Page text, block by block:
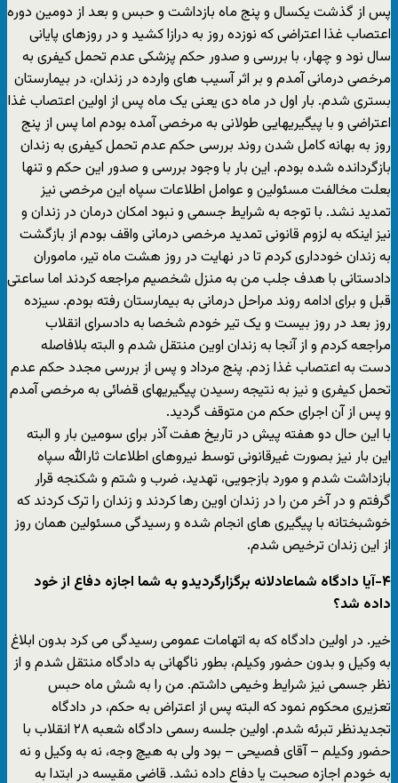
پس از گذشت یکسال و پنج ماه بازداشت و حبس و بعد از دومین دوره
اعتصاب غذا اعتراضی که نوزده روز به درازا کشید و در روزهای پایانی
سال نود و چهار، با بررسی و صدور حکم پزشکی عدم تحمل کیفری به
مرخصی درمانی آمدم و بر اثر آسیب های وارده در زندان، در بیمارستان
بستری شدم. بار اول در ماه دی یعنی یک ماه پس از اولین اعتصاب غذا
اعتراضی و با پیگیریهایی طولانی به مرخصی آمده بودم اما پس از پنج
روز به بهانه کامل شدن روند بررسی حکم عدم تحمل کیفری به زندان
بازگردانده شده بودم. این بار با وجود بررسی و صدور این حکم و تنها
بعلت مخالفت مسئولین و عوامل اطلاعات سپاه این مرخصی نیز
تمدید نشد. با توجه به شرایط جسمی و نبود امکان درمان در زندان و
نیز اینکه به لزوم قانونی تمدید مرخصی درمانی واقف بودم از بازگشت
به زندان خودداری کردم تا در نهایت در روز هشت ماه تیر، ماموران
دادستانی با هدف جلب من به منزل شخصیم مراجعه کردند اما ساعتی
قبل و برای ادامه روند مراحل درمانی به بیمارستان رفته بودم. سیزده
روز بعد در روز بیست و یک تیر خودم شخصا به دادسرای انقلاب
مراجعه کردم و از آنجا به زندان اوین منتقل شدم و البته بلافاصله
دست به اعتصاب غذا زدم. پنج مرداد و پس از بررسی مجدد حکم عدم
تحمل کیفری و نیز به نتیجه رسیدن پیگیریهای قضائی به مرخصی آمدم
و پس از آن اجرای حکم من متوقف گردید.
با این حال دو هفته پیش در تاریخ هفت آذر برای سومین بار و البته
این بار نیز بصورت غیرقانونی توسط نیروهای اطلاعات ثارالله سپاه
بازداشت شدم و مورد بازجویی، تهدید، ضرب و شتم و شکنجه قرار
گرفتم و در آخر من را در زندان اوین رها کردند و زندان را ترک کردند که
خوشبختانه با پیگیری های انجام شده و رسیدگی مسئولین همان روز
از این زندان ترخیص شدم.
۴-آیا دادگاه شماعادلانه برگزارگردیدو به شما اجازه دفاع از خود
داده شد؟
خیر. در اولین دادگاه که به اتهامات عمومی رسیدگی می کرد بدون ابلاغ
به وکیل و بدون حضور وکیلم، بطور ناگهانی به دادگاه منتقل شدم و از
نظر جسمی نیز شرایط وخیمی داشتم. من را به شش ماه حبس
تعزیری محکوم نمود که البته پس از اعتراض به حکم، در دادگاه
تجدیدنظر تبرئه شدم. اولین جلسه رسمی دادگاه شعبه ۲۸ انقلاب با
حضور وکیلم – آقای فصیحی – بود ولی به هیچ وجه، نه به وکیل و نه
به خودم اجازه صحبت یا دفاع داده نشد. قاضی مقیسه در ابتدا به